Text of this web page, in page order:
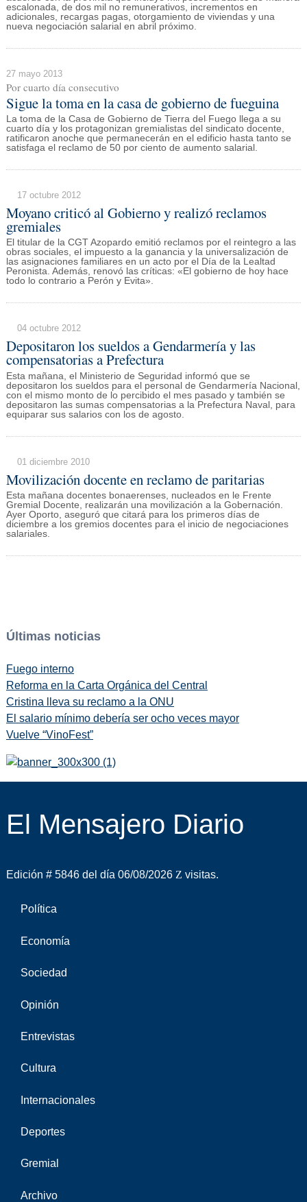
escalonada, de dos mil no remunerativos, incrementos en
adicionales, recargas pagas, otorgamiento de viviendas y una
nueva negociación salarial en abril próximo.
27 mayo 2013
Por cuarto día consecutivo
Sigue la toma en la casa de gobierno de fueguina
La toma de la Casa de Gobierno de Tierra del Fuego llega a su
cuarto día y los protagonizan gremialistas del sindicato docente,
ratificaron anoche que permanecerán en el edificio hasta tanto se
satisfaga el reclamo de 50 por ciento de aumento salarial.
17 octubre 2012
Moyano criticó al Gobierno y realizó reclamos
gremiales
El titular de la CGT Azopardo emitió reclamos por el reintegro a las
obras sociales, el impuesto a la ganancia y la universalización de
las asignaciones familiares en un acto por el Día de la Lealtad
Peronista. Además, renovó las críticas: «El gobierno de hoy hace
todo lo contrario a Perón y Evita».
04 octubre 2012
Depositaron los sueldos a Gendarmería y las
compensatorias a Prefectura
Esta mañana, el Ministerio de Seguridad informó que se
depositaron los sueldos para el personal de Gendarmería Nacional,
con el mismo monto de lo percibido el mes pasado y también se
depositaron las sumas compensatorias a la Prefectura Naval, para
equiparar sus salarios con los de agosto.
01 diciembre 2010
Movilización docente en reclamo de paritarias
Esta mañana docentes bonaerenses, nucleados en le Frente
Gremial Docente, realizarán una movilización a la Gobernación.
Ayer Oporto, aseguró que citará para los primeros días de
diciembre a los gremios docentes para el inicio de negociaciones
salariales.
Últimas noticias
Fuego interno
Reforma en la Carta Orgánica del Central
Cristina lleva su reclamo a la ONU
El salario mínimo debería ser ocho veces mayor
Vuelve “VinoFest”
El Mensajero Diario
Edición # 5846 del día 06/08/2026 visitas.
Política
Economía
Sociedad
Opinión
Entrevistas
Cultura
Internacionales
Deportes
Gremial
Archivo